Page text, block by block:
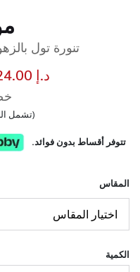
تنورة تول
د.إ 524.00
(تشمل
تتوفر أقساط بدون فوائد.
المقاس
اختيار المقاس
الكمية